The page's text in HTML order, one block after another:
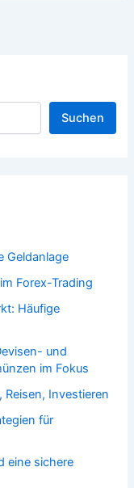
Suchen
Geldanlage
Forex-Trading
Häufige
und
im Fokus
Reisen, Investieren
für
eine sichere